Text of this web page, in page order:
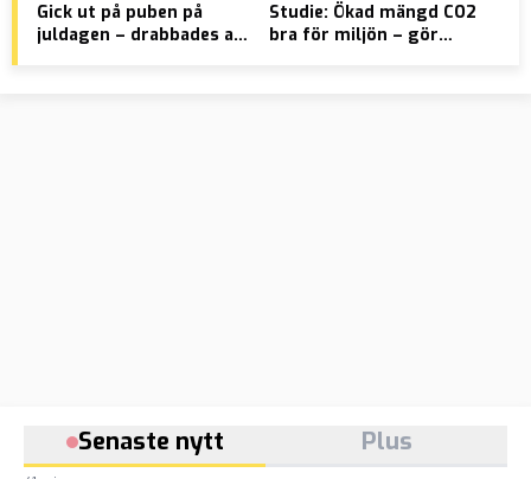
Gick ut på puben på
juldagen – drabbades av
Studie: Ökad mängd CO2
bra för miljön – gör
Senaste nytt Plus